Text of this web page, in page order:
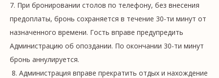
7. При бронировании столов по телефону, без внесения
предоплаты, бронь сохраняется в течение 30-ти минут от
назначенного времени. Гость вправе предупредить
Администрацию об опоздании. По окончании 30-ти минут
бронь аннулируется.
8. Администрация вправе прекратить отдых и нахождение